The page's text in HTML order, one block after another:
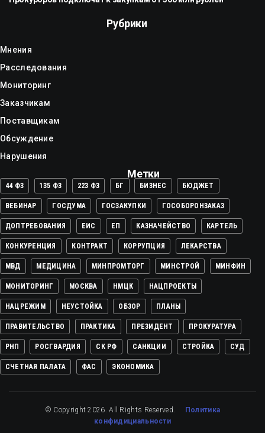
Рубрики
Мнения
Расследования
Мониторинг
Заказчикам
Поставщикам
Обсуждение
Нарушения
Метки
44 ФЗ 135 ФЗ 223 ФЗ БГ БИЗНЕС БЮДЖЕТ
ВЕБИНАР ГОСДУМА ГОСЗАКУПКИ ГОСОБОРОНЗАКАЗ
ДОПТРЕБОВАНИЯ ЕИС ЕП КАЗНАЧЕЙСТВО КАРТЕЛЬ
КОНКУРЕНЦИЯ КОНТРАКТ КОРРУПЦИЯ ЛЕКАРСТВА
МВД МЕДИЦИНА МИНПРОМТОРГ МИНСТРОЙ МИНФИН
МОНИТОРИНГ МОСКВА НМЦК НАЦПРОЕКТЫ
НАЦРЕЖИМ НЕУСТОЙКА ОБЗОР ПЛАНЫ
ПРАВИТЕЛЬСТВО ПРАКТИКА ПРЕЗИДЕНТ ПРОКУРАТУРА
РНП РОСГВАРДИЯ СК РФ САНКЦИИ СТРОЙКА СУД
СЧЕТНАЯ ПАЛАТА ФАС ЭКОНОМИКА
© Copyright 2026. All Rights Reserved. Политика
конфидициальности